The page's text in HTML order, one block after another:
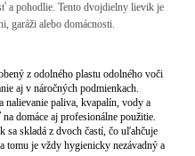
a pohodlie. Tento dvojdielny lievik je
garáži alebo domácnosti.
z odolného plastu odolného voči
aj v náročných podmienkach.
nalievanie paliva, kvapalín, vody a
domáce aj profesionálne použitie.
sa skladá z dvoch častí, čo uľahčuje
tomu je vždy hygienicky nezávadný a